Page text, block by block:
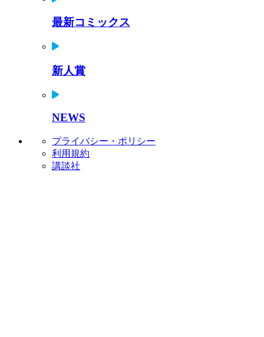
最新コミックス
新人賞
NEWS
プライバシー・ポリシー
利用規約
講談社